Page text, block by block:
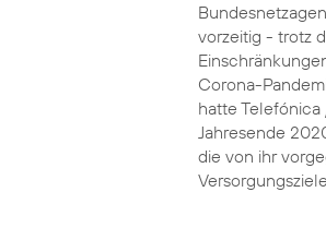
vorzeitig - trotz
Corona-
hatte Telefónica
Jahresende
die von ihr